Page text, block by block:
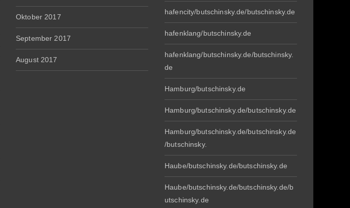
Oktober 2017
September 2017
August 2017
hafencity/butschinsky.de/butschinsky.de
hafenklang/butschinsky.de
hafenklang/butschinsky.de/butschinsky.
de
Hamburg/butschinsky.de
Hamburg/butschinsky.de/butschinsky.de
Hamburg/butschinsky.de/butschinsky.de
/butschinsky.
Haube/butschinsky.de/butschinsky.de
Haube/butschinsky.de/butschinsky.de/b
utschinsky.de